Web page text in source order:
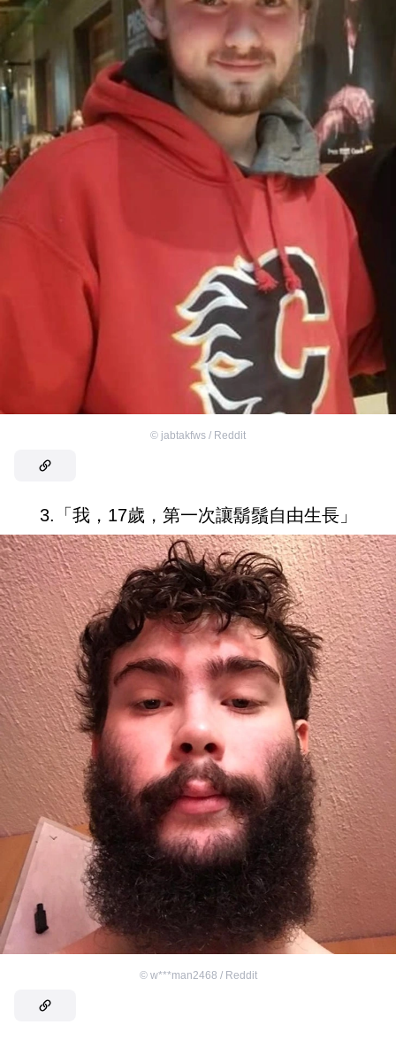
© jabtakfws / Reddit
3.「我，17歲，第一次讓鬍鬚自由生長」
© w***man2468 / Reddit